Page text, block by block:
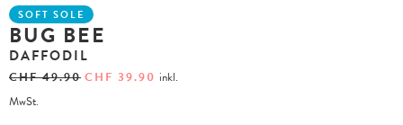
SOFT SOLE
BUG BEE
DAFFODIL
CHF49.90 CHF 39.90 inkl.
MwSt.